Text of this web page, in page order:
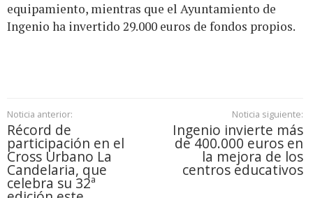
equipamiento, mientras que el Ayuntamiento de
Ingenio ha invertido 29.000 euros de fondos propios.
Noticia anterior:
Récord de
participación en el
Cross Urbano La
Candelaria, que
celebra su 32ª
Noticia siguiente:
Ingenio invierte más
de 400.000 euros en
la mejora de los
centros educativos